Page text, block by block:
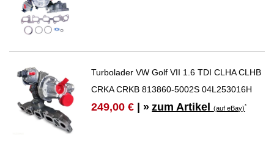
Turbolader VW Golf VII 1.6 TDI CLHA CLHB
CRKA CRKB 813860-5002S 04L253016H
249,00 € | » zum Artikel(auf eBay)*